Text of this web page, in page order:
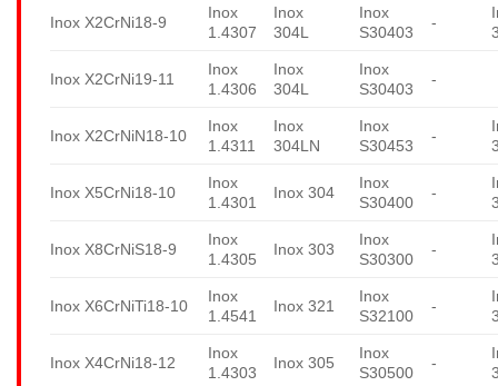
Inox X2CrNi18-9
Inox
1.4307
Inox
304L
Inox
S30403
-
Inox X2CrNi19-11
Inox
1.4306
Inox
304L
Inox
S30403
-
Inox X2CrNiN18-10
Inox
1.4311
Inox
304LN
Inox
S30453
-
Inox X5CrNi18-10
Inox
1.4301
Inox 304
Inox
S30400
-
Inox X8CrNiS18-9
Inox
1.4305
Inox 303
Inox
S30300
-
Inox X6CrNiTi18-10
Inox
1.4541
Inox 321
Inox
S32100
-
Inox X4CrNi18-12
Inox
1.4303
Inox 305
Inox
S30500
-